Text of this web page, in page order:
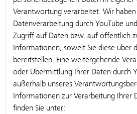
Verantwortung verarbeitet. Wir haben
Datenverarbeitung durch YouTube
Zugriff auf Daten bzw. auf öffentlich
Informationen, soweit Sie diese über
bereitstellen. Eine weitergehende
oder Übermittlung Ihrer Daten durch
außerhalb unseres
Informationen zur Verarbeitung Ihrer
finden Sie unter: